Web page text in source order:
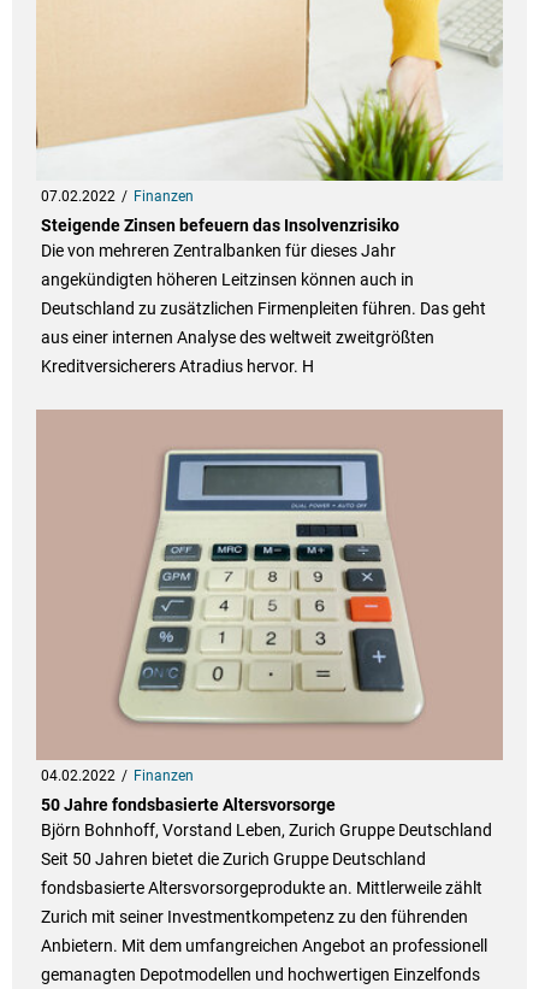
07.02.2022 Finanzen
Steigende Zinsen befeuern das Insolvenzrisiko
Die von mehreren Zentralbanken für dieses Jahr
angekündigten höheren Leitzinsen können auch in
Deutschland zu zusätzlichen Firmenpleiten führen. Das geht
aus einer internen Analyse des weltweit zweitgrößten
Kreditversicherers Atradius hervor. H
04.02.2022 Finanzen
50 Jahre fondsbasierte Altersvorsorge
Björn Bohnhoff, Vorstand Leben, Zurich Gruppe Deutschland
Seit 50 Jahren bietet die Zurich Gruppe Deutschland
fondsbasierte Altersvorsorgeprodukte an. Mittlerweile zählt
Zurich mit seiner Investmentkompetenz zu den führenden
Anbietern. Mit dem umfangreichen Angebot an professionell
gemanagten Depotmodellen und hochwertigen Einzelfonds